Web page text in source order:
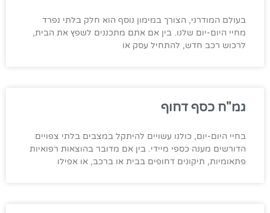
בעולם המודרני, הצורך במימון נוסף הוא חלק בלתי נפרד
מחיי היום-יום שלנו. בין אם אתם מתכננים לשפץ את הבית,
לרכוש רכב חדש, להתחיל עסק או
גמ"ח כסף דחוף
בחיי היום-יום, כולנו עשויים להיתקל במצבים בלתי צפויים
הדורשים מענה כספי מיידי. בין אם מדובר בהוצאות רפואיות
פתאומיות, תיקונים דחופים בבית או ברכב, או אפילו